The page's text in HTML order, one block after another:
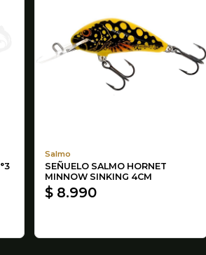
Salmo
SEÑUELO SALMO HORNET
MINNOW SINKING 4CM
$ 8.990